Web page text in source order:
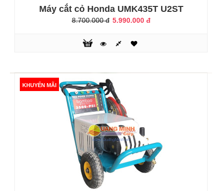
..
Máy Xịt Rửa Áp Lực Bamboo CR18
2.850.000 đ
Máy cắt cỏ Honda UMK435T U2ST
8.700.000 đ 5.990.000 đ
KHUYẾN MÃI